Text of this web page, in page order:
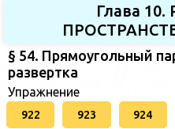
Глава
§ 54. Прямоугольный
развертка
Упражнение
922 923 924